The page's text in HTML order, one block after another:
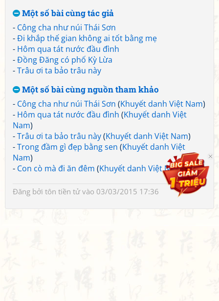
Một số bài cùng tác giả
- Công cha như núi Thái Sơn
-Đi khắp thế gian không ai tốt bằng mẹ
- Hôm qua tát nước đầu đình
-Đồng Đăng có phố Kỳ Lừa
-Trâu ơi ta bảo trâu này
Một số bài cùng nguồn tham khảo
- Công cha như núi Thái Sơn (Khuyết danh Việt Nam)
- Hôm qua tát nước đầu đình (Khuyết danh Việt
Nam)
-Trâu ơi ta bảo trâu này(Khuyết danh Việt Nam)
-Trong đầm gì đẹp bằng sen (Khuyết danh Việt
Nam)
- Con cò mà đi ăn đêm (Khuyết danh Việt Nam)
Đăng bởi tôn tiền tửvào 03/03/2015 17:36